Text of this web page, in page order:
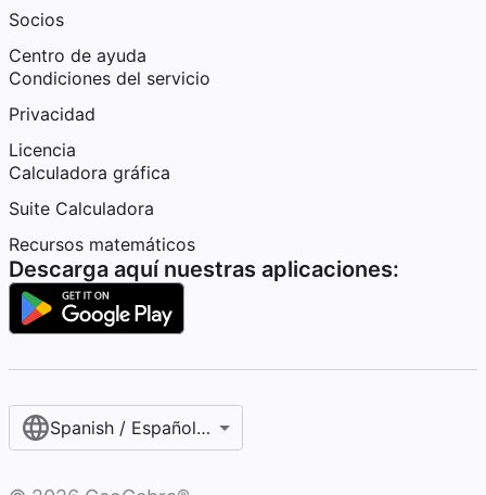
Socios
Centro de ayuda
Condiciones del servicio
Privacidad
Licencia
Calculadora gráfica
Suite Calculadora
Recursos matemáticos
Descarga aquí nuestras aplicaciones:
Spanish / Español (internacional)